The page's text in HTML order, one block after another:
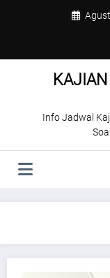
Info Jadwal